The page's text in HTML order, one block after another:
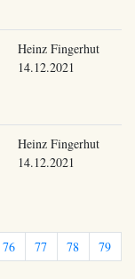
Heinz Fingerhut
14.12.2021
Heinz Fingerhut
14.12.2021
76 77 78
79